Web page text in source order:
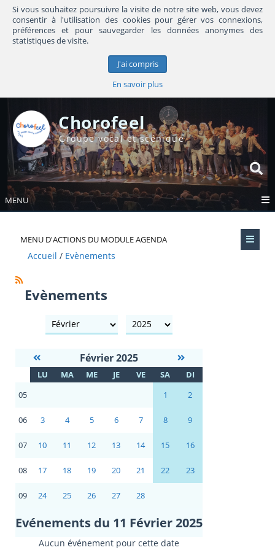
Si vous souhaitez poursuivre la visite de notre site web, vous devez
consentir à l'utilisation des cookies pour gérer vos connexions,
préférences et pour sauvegarder les données anonymes des
statistiques de visite.
J'ai compris
En savoir plus
Chorofeel
Groupe vocal et scénique
MENU
MENU D'ACTIONS DU MODULE AGENDA
Accueil Evènements
Evènements
mois année
Février 2025
LU MA ME JE VE SA
DI
05
1 2
06 3 4 5 6 7 8 9
07 10 11 12 13 14 15 16
08 17 18 19 20 21 22 23
09 24 25 26 27 28
Evénements du 11 Février 2025
Aucun événement pour cette date